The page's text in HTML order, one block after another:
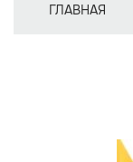
ГЛАВНАЯ